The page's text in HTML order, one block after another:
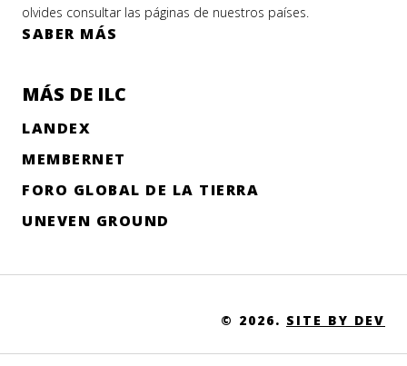
olvides consultar las páginas de nuestros países.
SABER MÁS
MÁS DE ILC
LANDEX
MEMBERNET
FORO GLOBAL DE LA TIERRA
UNEVEN GROUND
© 2026. SITE BY DEV